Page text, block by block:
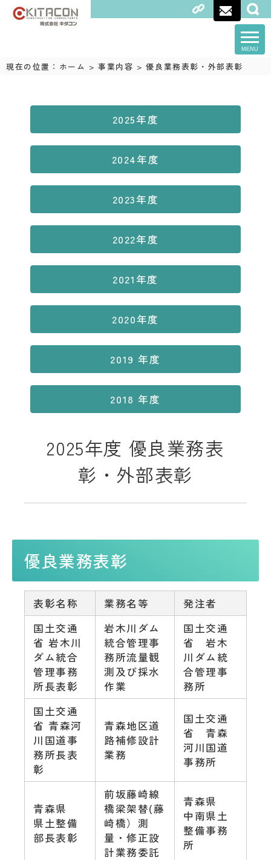
MENU
現在の位置： ホーム >事業内容 >優良業務表彰・外部表彰
2025年度
2024年度
2023年度
2022年度
2021年度
2020年度
2019 年度
2018 年度
2025年度 優良業務表
彰・外部表彰
優良業務表彰
表彰名称 業務名等
発注者
国土交通
省 岩木川
ダム統合
管理事務
所長表彰
岩木川ダム
統合管理事
務所流量観
測及び採水
作業
国土交通
省 岩木
川ダム統
合管理事
務所
国土交通
省 青森河
川国道事
務所長表
彰
青森地区道
路補修設計
業務
国土交通
省 青森
河川国道
事務所
青森県
県土整備
部長表彰
前坂藤崎線
橋梁架替(藤
崎橋）測
量・修正設
計業務委託
青森県
中南県土
整備事務
所